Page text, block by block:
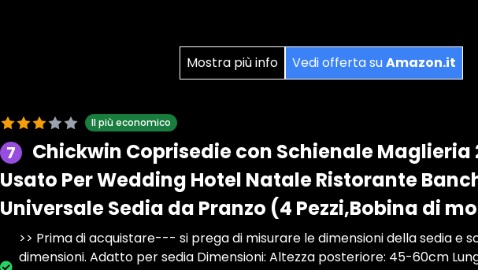
Mostra più info Vedi offerta suAmazon.it
Il più economico
7
Chickwin Coprisedie con Schienale Maglieria
Usato Per Wedding Hotel Natale Ristorante
Universale Sedia da Pranzo (4 Pezzi,Bobina di
>> Prima di acquistare--- si prega di misurare le dimensioni della sedia e
dimensioni. Adatto per sedia Dimensioni: Altezza posteriore: 45-60cm